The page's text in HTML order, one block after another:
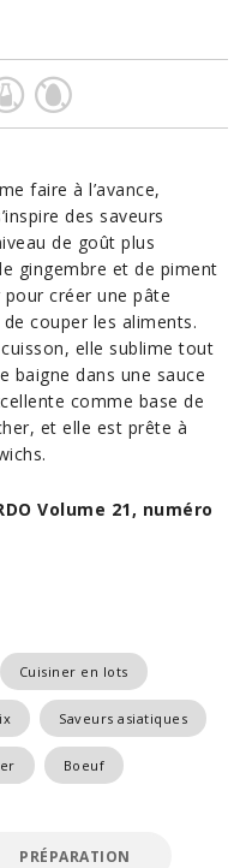
faire à l’avance,
des saveurs
de goût plus
gingembre et de piment
créer une pâte
couper les aliments.
elle sublime tout
baigne dans une sauce
comme base de
et elle est prête à
Volume 21, numéro
Cuisiner en lots
Saveurs asiatiques
Boeuf
PRÉPARATION